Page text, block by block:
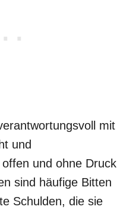
mit
und
und ohne Druck
sind häufige Bitten
Schulden, die sie